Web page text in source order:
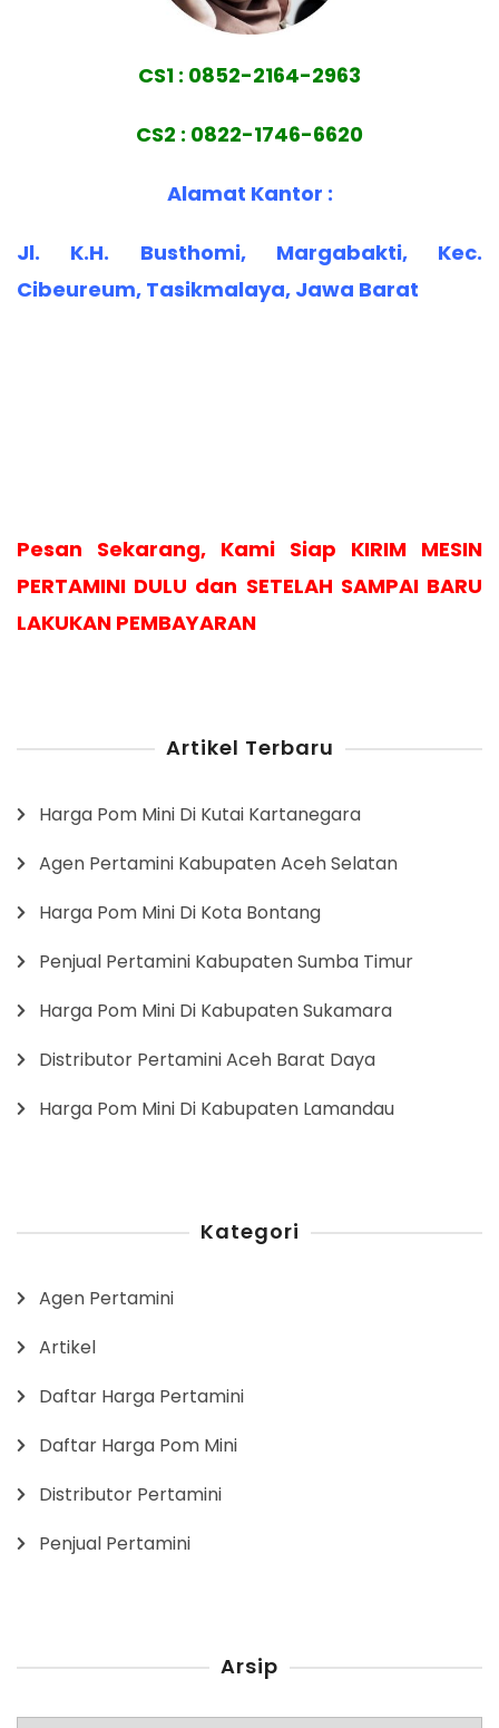
CS1 : 0852-2164-2963
CS2 : 0822-1746-6620
Alamat Kantor :
Jl. K.H. Busthomi, Margabakti, Kec.
Cibeureum, Tasikmalaya, Jawa Barat
Pesan Sekarang, Kami Siap KIRIM MESIN
PERTAMINI DULU dan SETELAH SAMPAI BARU
LAKUKAN PEMBAYARAN
Artikel Terbaru
Harga Pom Mini Di Kutai Kartanegara
Agen Pertamini Kabupaten Aceh Selatan
Harga Pom Mini Di Kota Bontang
Penjual Pertamini Kabupaten Sumba Timur
Harga Pom Mini Di Kabupaten Sukamara
Distributor Pertamini Aceh Barat Daya
Harga Pom Mini Di Kabupaten Lamandau
Kategori
Agen Pertamini
Artikel
Daftar Harga Pertamini
Daftar Harga Pom Mini
Distributor Pertamini
Penjual Pertamini
Arsip